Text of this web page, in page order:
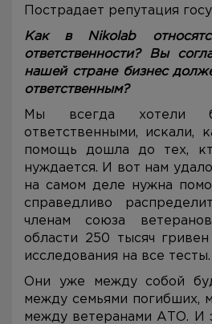
Пострадает репутация
Как в Nikolab
ответственности? Вы
нашей стране бизнес
ответственным?
Мы всегда хотели
ответственными, искали,
помощь дошла до тех,
нуждается. И вот нам
на самом деле нужна
справедливо
членам союза
области 250 тысяч
исследования на все тесты.
Они уже между собой
между семьями погибших,
между ветеранами АТО. И